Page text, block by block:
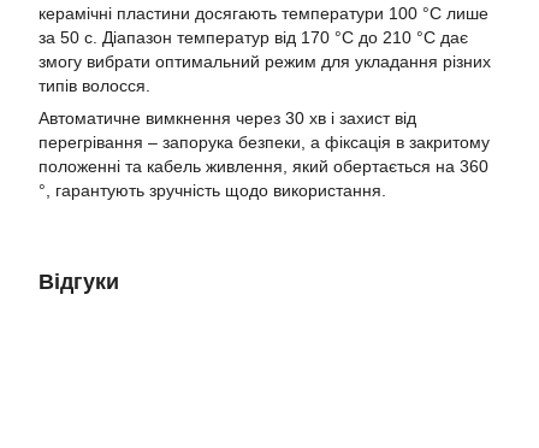
керамічні пластини досягають температури 100 °C лише
за 50 с. Діапазон температур від 170 °C до 210 °C дає
змогу вибрати оптимальний режим для укладання різних
типів волосся.
Автоматичне вимкнення через 30 хв і захист від
перегрівання – запорука безпеки, а фіксація в закритому
положенні та кабель живлення, який обертається на 360
°, гарантують зручність щодо використання.
Відгуки